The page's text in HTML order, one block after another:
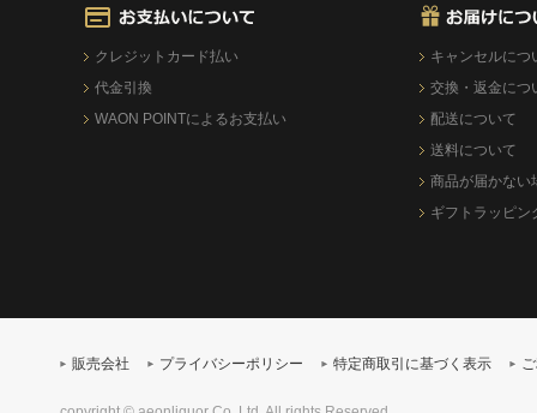
クレジットカード払い
代金引換
WAON POINTによるお支払い
キャンセルにつ
交換・返金につ
配送について
送料について
商品が届かない
ギフトラッピン
販売会社 プライバシーポリシー 特定商取引に基づく表示